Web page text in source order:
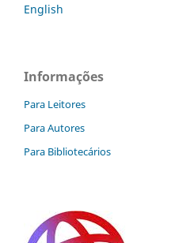
English
Informações
Para Leitores
Para Autores
Para Bibliotecários